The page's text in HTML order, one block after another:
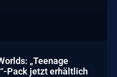
„Teenage
Pack jetzt erhältlich